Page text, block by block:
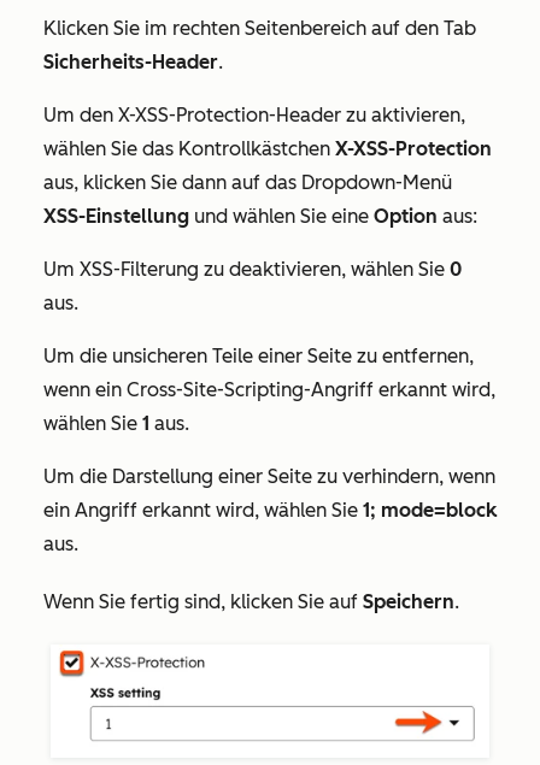
Klicken Sie im rechten Seitenbereich auf den Tab
Sicherheits-Header.
Um den X-XSS-Protection-Header zu aktivieren,
wählen Sie das Kontrollkästchen X-XSS-Protection
aus, klicken Sie dann auf das Dropdown-Menü
XSS-Einstellung und wählen Sie eine Option aus:
Um XSS-Filterung zu deaktivieren, wählen Sie 0
aus.
Um die unsicheren Teile einer Seite zu entfernen,
wenn ein Cross-Site-Scripting-Angriff erkannt wird,
wählen Sie 1 aus.
Um die Darstellung einer Seite zu verhindern, wenn
ein Angriff erkannt wird, wählen Sie 1; mode=block
aus.
Wenn Sie fertig sind, klicken Sie auf Speichern.